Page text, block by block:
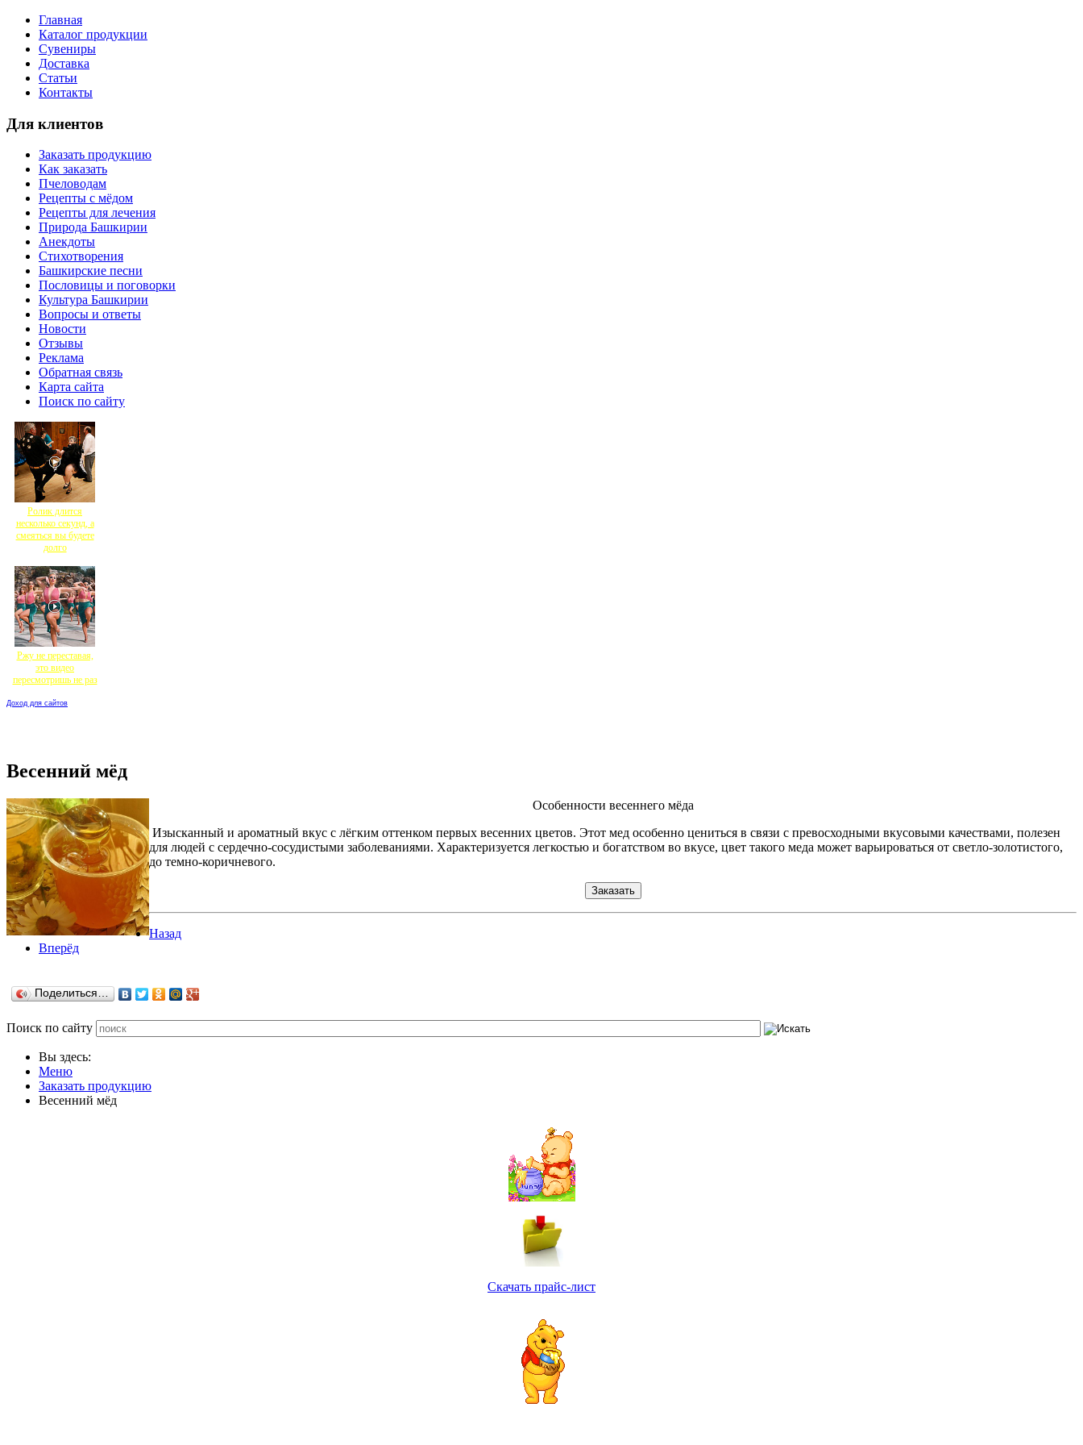
Главная
Каталог продукции
Сувениры
Доставка
Статьи
Контакты
Для клиентов
Заказать продукцию
Как заказать
Пчеловодам
Рецепты с мёдом
Рецепты для лечения
Природа Башкирии
Анекдоты
Стихотворения
Башкирские песни
Пословицы и поговорки
Культура Башкирии
Вопросы и ответы
Новости
Отзывы
Реклама
Обратная связь
Карта сайта
Поиск по сайту
Ролик длится
несколько секунд, а
смеяться вы будете
долго
Ржу не переставая,
это видео
пересмотришь не раз
Доход для сайтов
Весенний мёд
Особенности весеннего мёда
Изысканный и ароматный вкус с лёгким оттенком первых весенних цветов. Этот мед особенно цениться в связи с превосходными вкусовыми качествами, полезен
для людей с сердечно-сосудистыми заболеваниями. Характеризуется легкостью и богатством во вкусе, цвет такого меда может варьироваться от светло-золотистого,
до темно-коричневого.
Заказать
Назад
Вперёд
Поделиться…
Поиск по сайту
Вы здесь:
Меню
Заказать продукцию
Весенний мёд
Скачать прайс-лист